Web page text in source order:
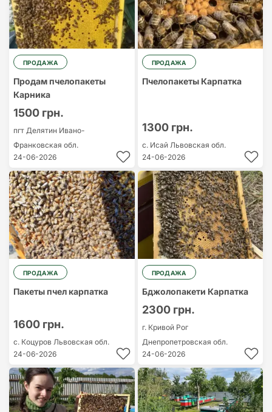
ПРОДАЖА
Продам пчелопакеты
Карника
1500 грн.
пгт Делятин Ивано-
Франковская обл.
24-06-2026
ПРОДАЖА
Пчелопакеты Карпатка
1300 грн.
с. Исай Львовская обл.
24-06-2026
ПРОДАЖА
Пакеты пчел карпатка
1600 грн.
с. Коцуров Львовская обл.
24-06-2026
ПРОДАЖА
Бджолопакети Карпатка
2300 грн.
г. Кривой Рог
Днепропетровская обл.
24-06-2026